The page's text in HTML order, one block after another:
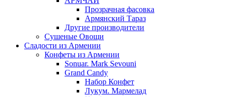
Прозрачная фасовка
Армянский Тараз
Другие производители
Сушеные Овощи
Сладости из Армении
Конфеты из Армении
Sonuar. Mark Sevouni
Grand Candy
Набор Конфет
Лукум. Мармелад